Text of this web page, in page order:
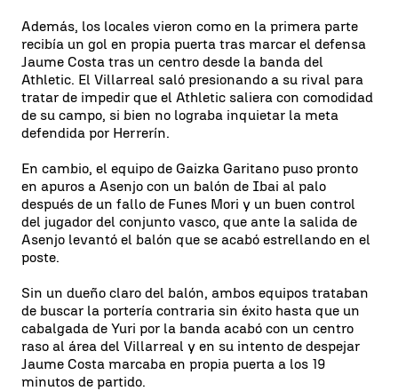
Además, los locales vieron como en la primera parte
recibía un gol en propia puerta tras marcar el defensa
Jaume Costa tras un centro desde la banda del
Athletic. El Villarreal saló presionando a su rival para
tratar de impedir que el Athletic saliera con comodidad
de su campo, si bien no lograba inquietar la meta
defendida por Herrerín.
En cambio, el equipo de Gaizka Garitano puso pronto
en apuros a Asenjo con un balón de Ibai al palo
después de un fallo de Funes Mori y un buen control
del jugador del conjunto vasco, que ante la salida de
Asenjo levantó el balón que se acabó estrellando en el
poste.
Sin un dueño claro del balón, ambos equipos trataban
de buscar la portería contraria sin éxito hasta que un
cabalgada de Yuri por la banda acabó con un centro
raso al área del Villarreal y en su intento de despejar
Jaume Costa marcaba en propia puerta a los 19
minutos de partido.